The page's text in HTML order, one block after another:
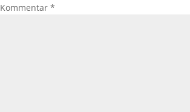
Kommentar *